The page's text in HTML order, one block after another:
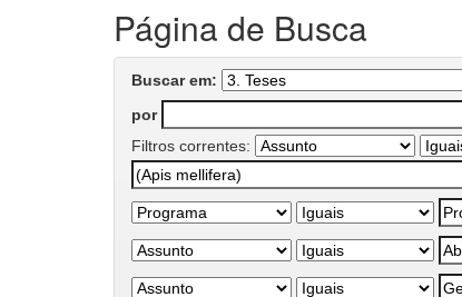
Página de Busca
Buscar em:
por
Filtros correntes: